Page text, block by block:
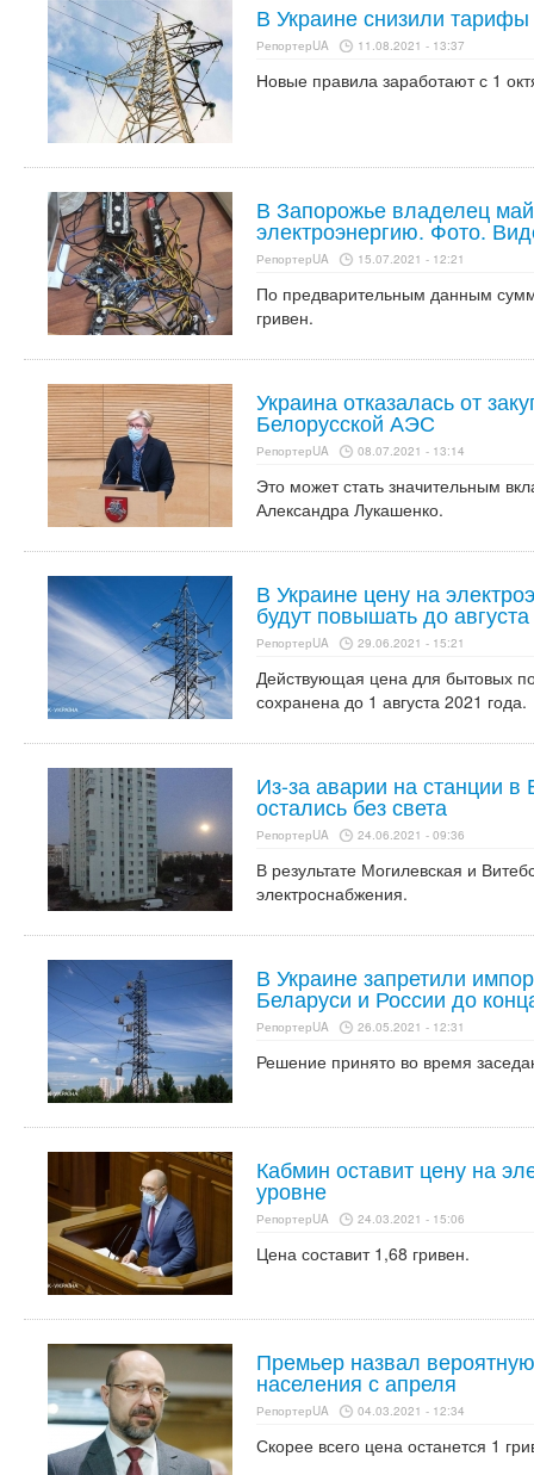
В Украине снизили
РепортерUA 11.08.2021 - 13:37
Новые правила заработают с 1
В Запорожье владелец
электроэнергию. Фото.
РепортерUA 15.07.2021 - 12:21
По предварительным данным
гривен.
Украина отказалась от
Белорусской АЭС
РепортерUA 08.07.2021 - 13:14
Это может стать значительным
Александра Лукашенко.
В Украине цену на
будут повышать до августа
РепортерUA 29.06.2021 - 15:21
Действующая цена для бытовых
сохранена до 1 августа 2021 года.
Из-за аварии на станции в
остались без света
РепортерUA 24.06.2021 - 09:36
В результате Могилевская и
электроснабжения.
В Украине запретили
Беларуси и России до
РепортерUA 26.05.2021 - 12:31
Решение принято во время
Кабмин оставит цену на
уровне
РепортерUA 24.03.2021 - 15:06
Цена составит 1,68 гривен.
Премьер назвал
населения с апреля
РепортерUA 04.03.2021 - 12:34
Скорее всего цена останется 1